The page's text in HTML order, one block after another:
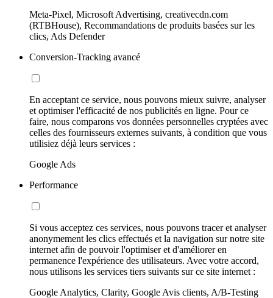
Meta-Pixel, Microsoft Advertising, creativecdn.com
(RTBHouse), Recommandations de produits basées sur les
clics, Ads Defender
Conversion-Tracking avancé
En acceptant ce service, nous pouvons mieux suivre, analyser
et optimiser l'efficacité de nos publicités en ligne. Pour ce
faire, nous comparons vos données personnelles cryptées avec
celles des fournisseurs externes suivants, à condition que vous
utilisiez déjà leurs services :
Google Ads
Performance
Si vous acceptez ces services, nous pouvons tracer et analyser
anonymement les clics effectués et la navigation sur notre site
internet afin de pouvoir l'optimiser et d'améliorer en
permanence l'expérience des utilisateurs. Avec votre accord,
nous utilisons les services tiers suivants sur ce site internet :
Google Analytics, Clarity, Google Avis clients, A/B-Testing